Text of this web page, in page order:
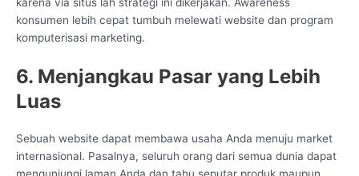
karena via situs lah strategi ini dikerjakan. Awareness
konsumen lebih cepat tumbuh melewati website dan program
komputerisasi marketing.
6. Menjangkau Pasar yang Lebih
Luas
Sebuah website dapat membawa usaha Anda menuju market
internasional. Pasalnya, seluruh orang dari semua dunia dapat